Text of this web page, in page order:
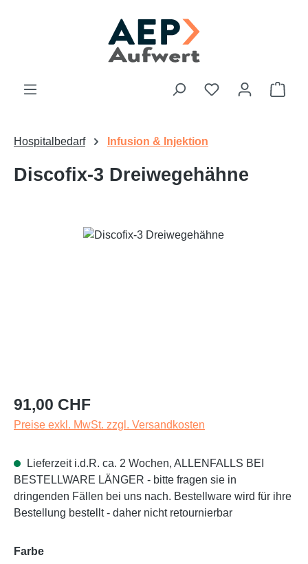
Du hast 0
Hospitalbedarf Infusion & Injektion
Discofix-3 Dreiwegehähne
Bildergalerie überspringen
Regulärer Preis:
91,00 CHF
Preise exkl. MwSt. zzgl. Versandkosten
Lieferzeit i.d.R. ca. 2 Wochen, ALLENFALLS BEI
BESTELLWARE LÄNGER - bitte fragen sie in
dringenden Fällen bei uns nach. Bestellware wird für ihre
Bestellung bestellt - daher nicht retournierbar
Farbeauswählen